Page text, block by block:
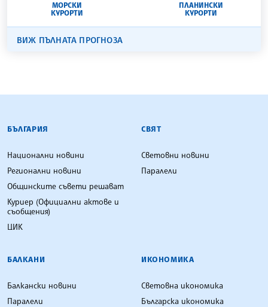
МОРСКИ
КУРОРТИ
ПЛАНИНСКИ
КУРОРТИ
ВИЖ ПЪЛНАТА ПРОГНОЗА
БЪЛГАРСКА ТЕЛЕГРАФНА АГЕНЦИЯ
БЪЛГАРИЯ
Национални новини
Регионални новини
Общинските съвети решават
Куриер (Официални актове и
съобщения)
ЦИК
СВЯТ
Световни новини
Паралели
БАЛКАНИ
Балкански новини
Паралели
ИКОНОМИКА
Световна икономика
Българска икономика